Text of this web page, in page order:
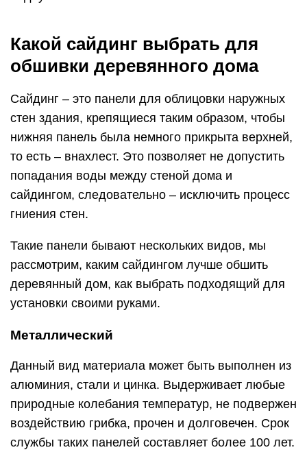
Какой сайдинг выбрать для
обшивки деревянного дома
Сайдинг – это панели для облицовки наружных
стен здания, крепящиеся таким образом, чтобы
нижняя панель была немного прикрыта верхней,
то есть – внахлест. Это позволяет не допустить
попадания воды между стеной дома и
сайдингом, следовательно – исключить процесс
гниения стен.
Такие панели бывают нескольких видов, мы
рассмотрим, каким сайдингом лучше обшить
деревянный дом, как выбрать подходящий для
установки своими руками.
Металлический
Данный вид материала может быть выполнен из
алюминия, стали и цинка. Выдерживает любые
природные колебания температур, не подвержен
воздействию грибка, прочен и долговечен. Срок
службы таких панелей составляет более 100 лет.